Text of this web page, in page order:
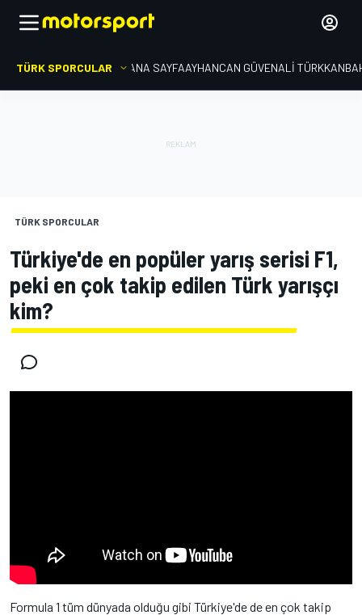
TÜRK SPORCULAR ANA SAYFAAYHANCAN GÜVENALI TÜRKKAN
TÜRK SPORCULAR
Türkiye'de en popüler yarış serisi F1,
peki en çok takip edilen Türk yarışçı
kim?
Formula 1 tüm dünyada olduğu gibi Türkiye'de de en çok takip